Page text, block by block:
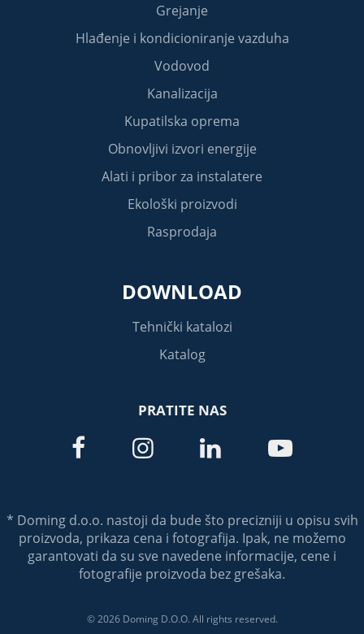
Grejanje
Hlađenje i kondicioniranje vazduha
Vodovod
Kanalizacija
Kupatilska oprema
Obnovljivi izvori energije
Alati i pribor za instalatere
Ekološki proizvodi
Rasprodaja
DOWNLOAD
Tehnički katalozi
Katalog
PRATITE NAS
   
* Doming d.o.o. nastoji da bude što precizniji u opisu svih
proizvoda, prikaza cena i fotografija. Ipak, ne možemo
garantovati da su sve navedene informacije, cene i
fotografije proizvoda bez grešaka.
© 2026 Doming D.O.O. All rights reserved.